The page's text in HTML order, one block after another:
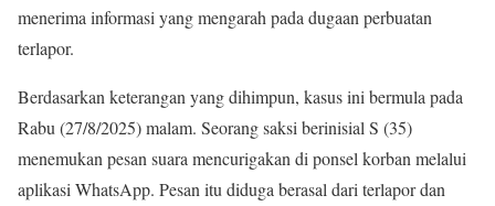
menerima informasi yang mengarah pada dugaan perbuatan
terlapor.
Berdasarkan keterangan yang dihimpun, kasus ini bermula pada
Rabu (27/8/2025) malam. Seorang saksi berinisial S (35)
menemukan pesan suara mencurigakan di ponsel korban melalui
aplikasi WhatsApp. Pesan itu diduga berasal dari terlapor dan